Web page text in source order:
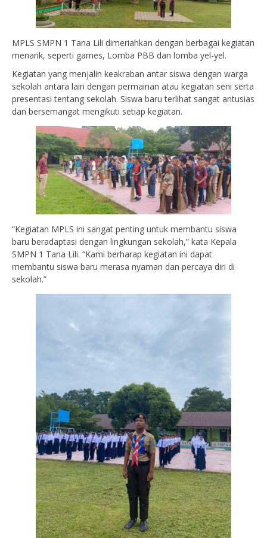
MPLS SMPN 1 Tana Lili dimeriahkan dengan berbagai kegiatan
menarik, seperti games, Lomba PBB dan lomba yel-yel.
Kegiatan yang menjalin keakraban antar siswa dengan warga
sekolah antara lain dengan permainan atau kegiatan seni serta
presentasi tentang sekolah. Siswa baru terlihat sangat antusias
dan bersemangat mengikuti setiap kegiatan.
“Kegiatan MPLS ini sangat penting untuk membantu siswa
baru beradaptasi dengan lingkungan sekolah,” kata Kepala
SMPN 1 Tana Lili. “Kami berharap kegiatan ini dapat
membantu siswa baru merasa nyaman dan percaya diri di
sekolah.”